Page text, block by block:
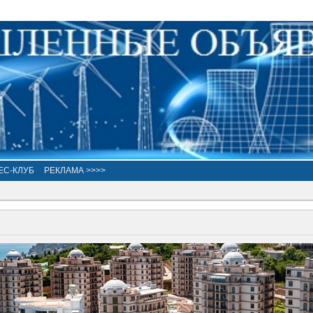
КЛУБ РЕКЛАМА >>>>